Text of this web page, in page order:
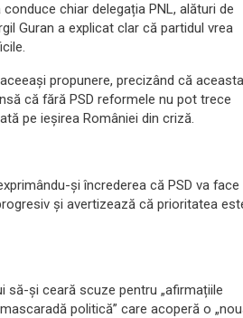
chiar delegația PNL, alături de
Guran a explicat clar că partidul vrea
propunere, precizând că aceasta
că fără PSD reformele nu pot trece
pe ieșirea României din criză.
și încrederea că PSD va face
și avertizează că prioritatea
să-și ceară scuze pentru „afirmațiile
politică” care acoperă o